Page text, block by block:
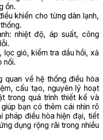
ồn.
khiển cho từng dàn lạnh,
nhiệt độ, áp suất, công
lọc gió, kiểm tra dầu hồi, xả
nối.
quan về hệ thống điều hòa
cấu tạo, nguyên lý hoạt
trong quá trình thiết kế và
bạn có thêm cái nhìn rõ
pháp điều hòa hiện đại, tiết
dụng rộng rãi trong nhiều